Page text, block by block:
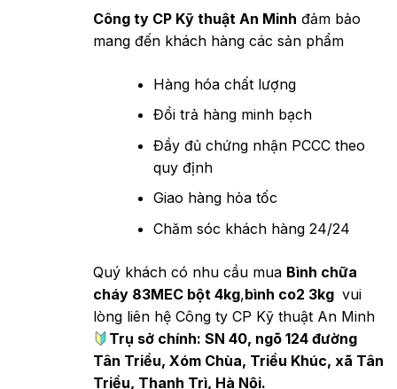
Công ty CP Kỹ thuật An Minh đảm bảo
mang đến khách hàng các sản phẩm
Hàng hóa chất lượng
Đổi trả hàng minh bạch
Đầy đủ chứng nhận PCCC theo
quy định
Giao hàng hỏa tốc
Chăm sóc khách hàng 24/24
Quý khách có nhu cầu mua Bình chữa
cháy 83MEC bột 4kg,bình co2 3kg vui
lòng liên hệ Công ty CP Kỹ thuật An Minh
Trụ sở chính: SN 40, ngõ 124 đường
Tân Triều, Xóm Chùa, Triều Khúc, xã Tân
Triều, Thanh Trì, Hà Nội.